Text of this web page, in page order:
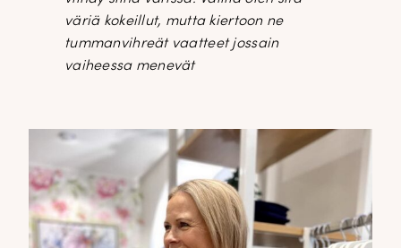
väriä kokeillut, mutta kiertoon ne
tummanvihreät vaatteet jossain
vaiheessa menevät